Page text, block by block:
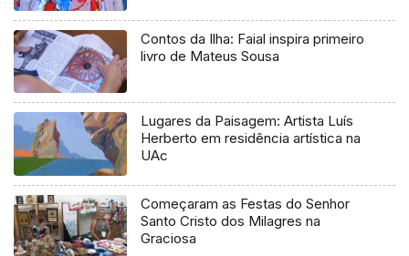
Contos da Ilha: Faial inspira primeiro
livro de Mateus Sousa
Lugares da Paisagem: Artista Luís
Herberto em residência artística na
UAc
Começaram as Festas do Senhor
Santo Cristo dos Milagres na
Graciosa